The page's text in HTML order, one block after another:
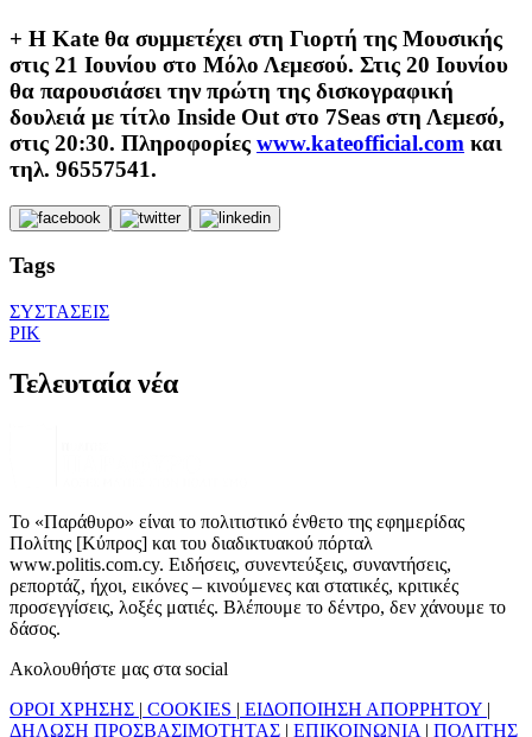
+ Η Kate θα συμμετέχει στη Γιορτή της Μουσικής
στις 21 Ιουνίου στο Μόλο Λεμεσού. Στις 20 Ιουνίου
θα παρουσιάσει την πρώτη της δισκογραφική
δουλειά με τίτλο Inside Out στο 7Seas στη Λεμεσό,
στις 20:30. Πληροφορίες www.kateofficial.com και
τηλ. 96557541.
Tags
ΣΥΣΤΑΣΕΙΣ
ΡΙΚ
Τελευταία νέα
Το «Παράθυρο» είναι το πολιτιστικό ένθετο της εφημερίδας
Πολίτης [Κύπρος] και του διαδικτυακού πόρταλ
www.politis.com.cy. Ειδήσεις, συνεντεύξεις, συναντήσεις,
ρεπορτάζ, ήχοι, εικόνες – κινούμενες και στατικές, κριτικές
προσεγγίσεις, λοξές ματιές. Βλέπουμε το δέντρο, δεν χάνουμε το
δάσος.
Ακολουθήστε μας στα social
ΟΡΟΙ ΧΡΗΣΗΣ | COOKIES | ΕΙΔΟΠΟΙΗΣΗ ΑΠΟΡΡΗΤΟΥ |
ΔΗΛΩΣΗ ΠΡΟΣΒΑΣΙΜΟΤΗΤΑΣ | ΕΠΙΚΟΙΝΩΝΙΑ | ΠΟΛΙΤΗΣ